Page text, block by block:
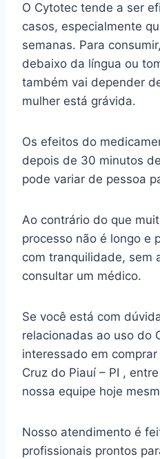
O Cytotec tende a ser
casos, especialmente
semanas. Para
debaixo da língua ou
também vai depender
mulher está grávida.
Os efeitos do
depois de 30 minutos
pode variar de pessoa
Ao contrário do que
processo não é longo e
com tranquilidade, sem
consultar um médico.
Se você está com
relacionadas ao uso do
interessado em
Cruz do Piauí – PI ,
nossa equipe hoje
Nosso atendimento é
profissionais prontos